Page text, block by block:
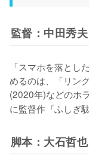
監督：中田秀夫
「スマホを落とし
めるのは、「リン
(2020年)などのホ
に監督作『ふしぎ
脚本：大石哲也